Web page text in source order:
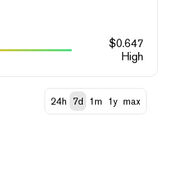
$0.647
High
24h 7d 1m 1y max